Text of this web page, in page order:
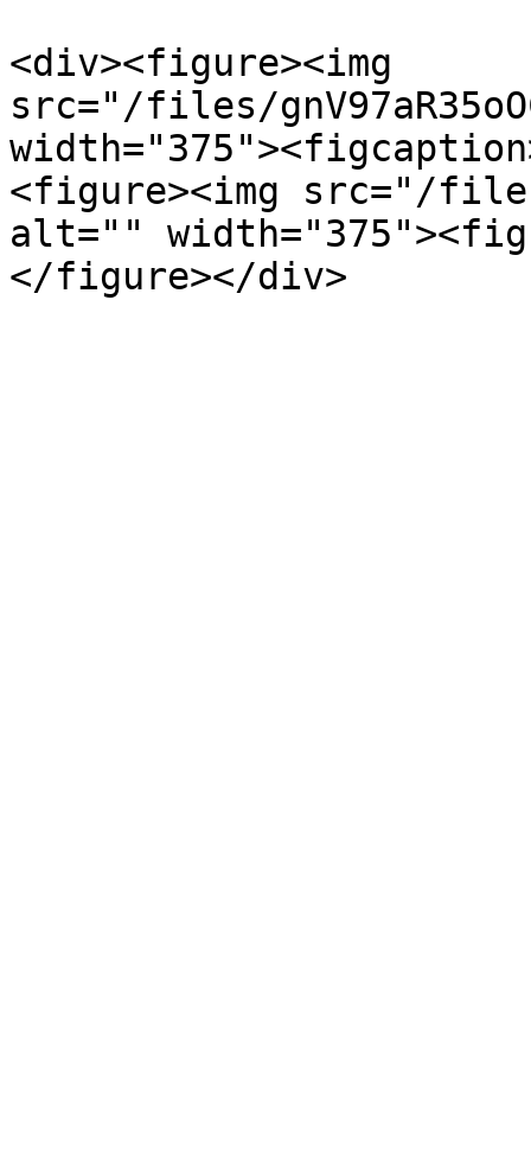
<div><figure><img
src="/files/
<figure><img src="/files/
alt=""